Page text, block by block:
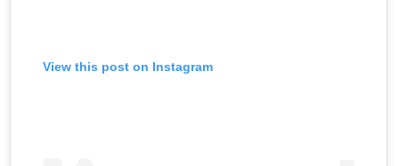
View this post on Instagram